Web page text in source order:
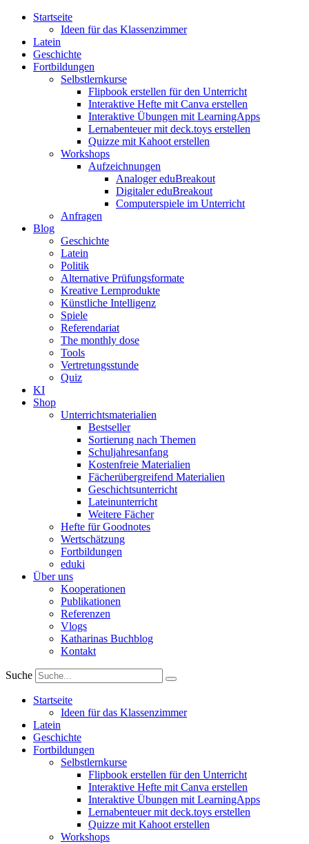
Startseite
Ideen für das Klassenzimmer
Latein
Geschichte
Fortbildungen
Selbstlernkurse
Flipbook erstellen für den Unterricht
Interaktive Hefte mit Canva erstellen
Interaktive Übungen mit LearningApps
Lernabenteuer mit deck.toys erstellen
Quizze mit Kahoot erstellen
Workshops
Aufzeichnungen
Analoger eduBreakout
Digitaler eduBreakout
Computerspiele im Unterricht
Anfragen
Blog
Geschichte
Latein
Politik
Alternative Prüfungsformate
Kreative Lernprodukte
Künstliche Intelligenz
Spiele
Referendariat
The monthly dose
Tools
Vertretungsstunde
Quiz
KI
Shop
Unterrichtsmaterialien
Bestseller
Sortierung nach Themen
Schuljahresanfang
Kostenfreie Materialien
Fächerübergreifend Materialien
Geschichtsunterricht
Lateinunterricht
Weitere Fächer
Hefte für Goodnotes
Wertschätzung
Fortbildungen
eduki
Über uns
Kooperationen
Publikationen
Referenzen
Vlogs
Katharinas Buchblog
Kontakt
Suche
Startseite
Ideen für das Klassenzimmer
Latein
Geschichte
Fortbildungen
Selbstlernkurse
Flipbook erstellen für den Unterricht
Interaktive Hefte mit Canva erstellen
Interaktive Übungen mit LearningApps
Lernabenteuer mit deck.toys erstellen
Quizze mit Kahoot erstellen
Workshops